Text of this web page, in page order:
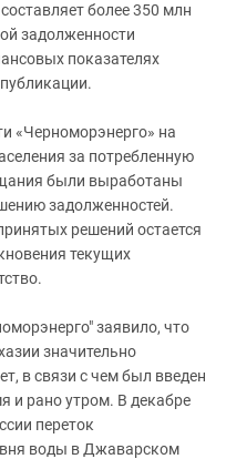
более 350 млн
задолженности
показателях
«Черноморэнерго» на
за потребленную
были выработаны
задолженностей.
решений остается
текущих
заявило, что
значительно
в связи с чем был введен
и рано утром. В декабре
переток
воды в Джаварском